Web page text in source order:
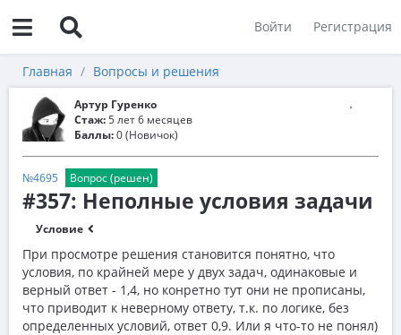
Войти Регистрация
Главная Вопросы и решения
Артур Гуренко
Стаж:5 лет 6 месяцев
Баллы:0 (Новичок)
№4695 Вопрос (решен)
#357: Неполные условия задачи
Условие
При просмотре решения становится понятно, что
условия, по крайней мере у двух задач, одинаковые и
верный ответ - 1,4, но конретно тут они не прописаны,
что приводит к неверному ответу, т.к. по логике, без
определенных условий, ответ 0,9. Или я что-то не понял)